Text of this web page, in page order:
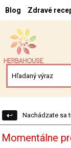
Blog Zdravé
Nachádzate sa
Momentálne